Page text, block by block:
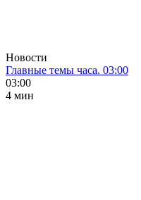
Новости
Главные темы часа. 03:00
03:00
4 мин